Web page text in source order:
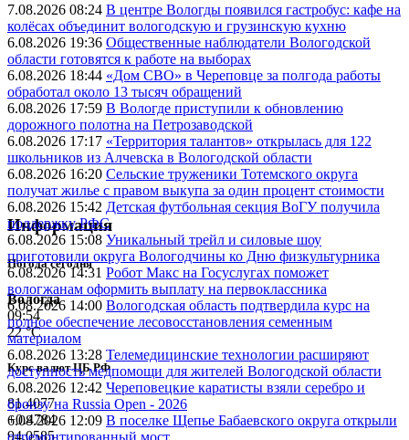
7.08.2026 08:24 В центре Вологды появился гастробус: кафе на
колёсах объединит вологодскую и грузинскую кухню
6.08.2026 19:36 Общественные наблюдатели Вологодской
области готовятся к работе на выборах
6.08.2026 18:44 «Дом СВО» в Череповце за полгода работы
обработал около 13 тысяч обращений
6.08.2026 17:59 В Вологде приступили к обновлению
дорожного полотна на Петрозаводской
6.08.2026 17:17 «Территория талантов» открылась для 122
школьников из Алчевска в Вологодской области
6.08.2026 16:20 Сельские труженики Тотемского округа
получат жилье с правом выкупа за один процент стоимости
6.08.2026 15:42 Детская футбольная секция ВоГУ получила
поддержку РФС
6.08.2026 15:08 Уникальный трейл и силовые шоу
приготовили округа Вологодчины ко Дню физкультурника
6.08.2026 14:31 Робот Макс на Госуслугах поможет
вологжанам оформить выплату на первоклассника
6.08.2026 14:00 Вологодская область подтвердила курс на
полное обеспечение лесовосстановления семенным
материалом
6.08.2026 13:28 Телемедицинские технологии расширяют
доступность медпомощи для жителей Вологодской области
6.08.2026 12:42 Череповецкие каратисты взяли серебро и
бронзу на Russia Open - 2026
6.08.2026 12:09 В поселке Щепье Бабаевского округа открыли
отремонтированный мост
Информация
Погода сегодня
Вологда
09:54
22 °C
Курс валют ЦБ РФ
81.4077
+0.4784
94.0585